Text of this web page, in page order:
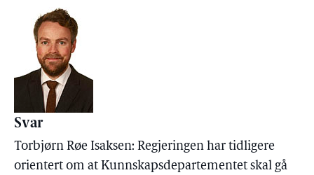
Svar
Torbjørn Røe Isaksen: Regjeringen har tidligere
orientert om at Kunnskapsdepartementet skal gå